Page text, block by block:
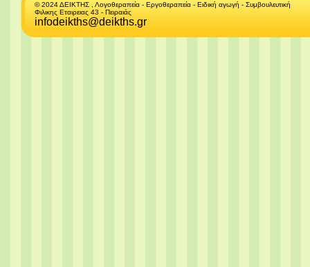
© 2024 ΔΕΙΚΤΗΣ , Λογοθεραπεία - Εργοθεραπεία - Ειδική αγωγή - Συμβουλευτική
Φιλικης Εταιρειας 43 - Πειραιάς
infodeikths@deikths.gr